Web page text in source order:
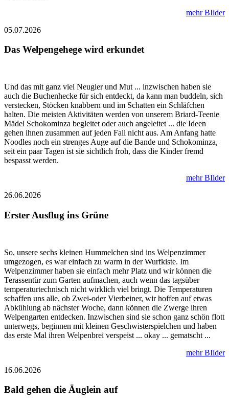
mehr BIlder
05.07.2026
Das Welpengehege wird erkundet
Und das mit ganz viel Neugier und Mut ... inzwischen haben sie
auch die Buchenhecke für sich entdeckt, da kann man buddeln, sich
verstecken, Stöcken knabbern und im Schatten ein Schläfchen
halten. Die meisten Aktivitäten werden von unserem Briard-Teenie
Mädel Schokominza begleitet oder auch angeleitet ... die Ideen
gehen ihnen zusammen auf jeden Fall nicht aus. Am Anfang hatte
Noodles noch ein strenges Auge auf die Bande und Schokominza,
seit ein paar Tagen ist sie sichtlich froh, dass die Kinder fremd
bespasst werden.
mehr BIlder
26.06.2026
Erster Ausflug ins Grüne
So, unsere sechs kleinen Hummelchen sind ins Welpenzimmer
umgezogen, es war einfach zu warm in der Wurfkiste. Im
Welpenzimmer haben sie einfach mehr Platz und wir können die
Terassentür zum Garten aufmachen, auch wenn das tagsüber
temperaturtechnisch nicht wirklich viel bringt. Die Temperaturen
schaffen uns alle, ob Zwei-oder Vierbeiner, wir hoffen auf etwas
Abkühlung ab nächster Woche, dann können die Zwerge ihren
Welpengarten entdecken. Inzwischen sind sie schon ganz schön flott
unterwegs, beginnen mit kleinen Geschwisterspielchen und haben
das erste Mal ihren Welpenbrei verspeist ... okay ... gematscht ...
mehr BIlder
16.06.2026
Bald gehen die Äuglein auf